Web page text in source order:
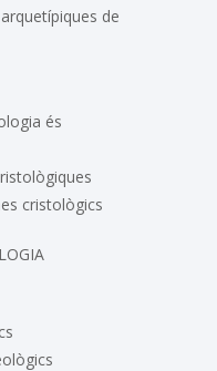
de
és
cristològics